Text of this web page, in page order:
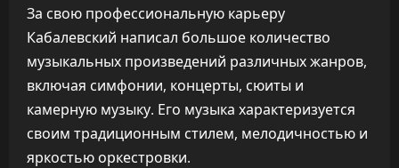
За свою профессиональную карьеру
Кабалевский написал большое количество
музыкальных произведений различных жанров,
включая симфонии, концерты, сюиты и
камерную музыку. Его музыка характеризуется
своим традиционным стилем, мелодичностью и
яркостью оркестровки.